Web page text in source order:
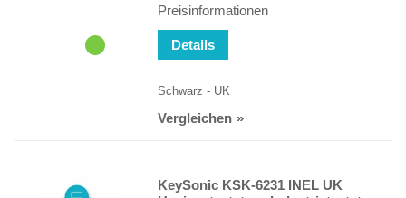
Preisinformationen
Details
Schwarz - UK
Vergleichen
KeySonic KSK-6231 INEL UK